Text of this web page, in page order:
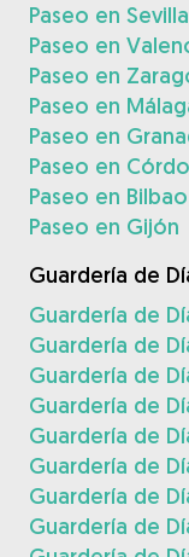
Paseo en Sevilla
Paseo en
Paseo en
Paseo en
Paseo en
Paseo en
Paseo en Bilbao
Paseo en Gijón
Guardería de
Guardería de
Guardería de
Guardería de
Guardería de
Guardería de
Guardería de
Guardería de
Guardería de